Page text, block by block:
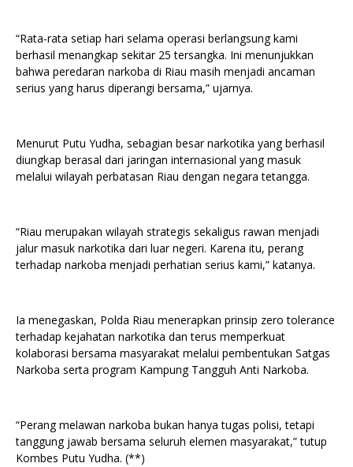
“Rata-rata setiap hari selama operasi berlangsung kami
berhasil menangkap sekitar 25 tersangka. Ini menunjukkan
bahwa peredaran narkoba di Riau masih menjadi ancaman
serius yang harus diperangi bersama,” ujarnya.
Menurut Putu Yudha, sebagian besar narkotika yang berhasil
diungkap berasal dari jaringan internasional yang masuk
melalui wilayah perbatasan Riau dengan negara tetangga.
“Riau merupakan wilayah strategis sekaligus rawan menjadi
jalur masuk narkotika dari luar negeri. Karena itu, perang
terhadap narkoba menjadi perhatian serius kami,” katanya.
Ia menegaskan, Polda Riau menerapkan prinsip zero tolerance
terhadap kejahatan narkotika dan terus memperkuat
kolaborasi bersama masyarakat melalui pembentukan Satgas
Narkoba serta program Kampung Tangguh Anti Narkoba.
“Perang melawan narkoba bukan hanya tugas polisi, tetapi
tanggung jawab bersama seluruh elemen masyarakat,” tutup
Kombes Putu Yudha. (**)